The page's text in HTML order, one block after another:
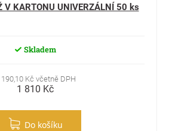
V KARTONU UNIVERZÁLNÍ 50 ks
Skladem
Kč včetně DPH
1 810 Kč
Do košíku